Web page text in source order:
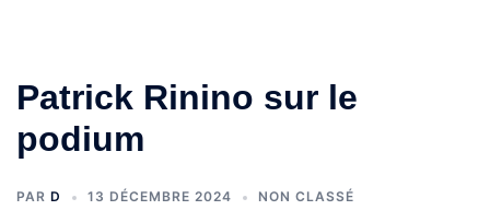
Patrick Rinino sur le
podium
PAR D 13 DÉCEMBRE 2024 NON CLASSÉ